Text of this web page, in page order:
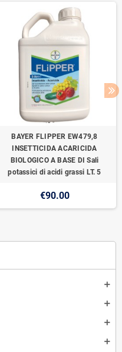
BAYER FLIPPER EW479,8
INSETTICIDA ACARICIDA
BIOLOGICO A BASE DI Sali
potassici di acidi grassi LT. 5
€90.00